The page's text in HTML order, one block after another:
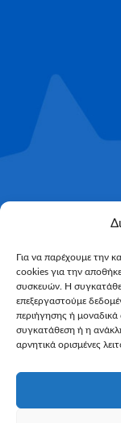
Για να παρέχουμε την
cookies για την
συσκευών. Η
επεξεργαστούμε
περιήγησης ή
συγκατάθεση ή η
αρνητικά ορισμένες
Email*